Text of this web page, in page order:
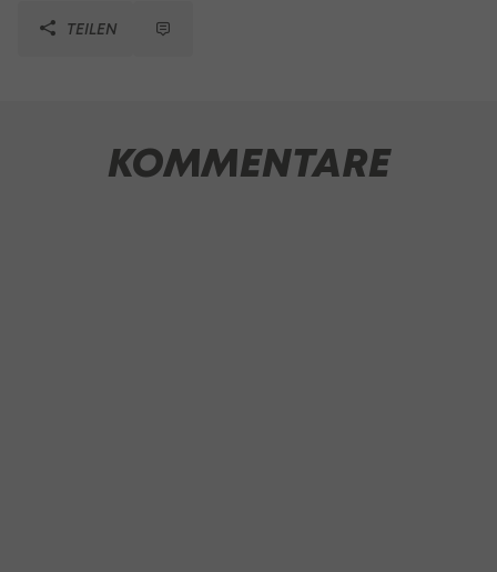
TEILEN
KOMMENTARE